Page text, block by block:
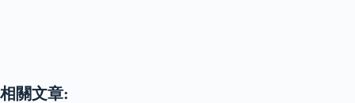
相關文章: